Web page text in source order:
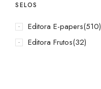
SELOS
Editora E-papers(510)
Editora Frutos(32)